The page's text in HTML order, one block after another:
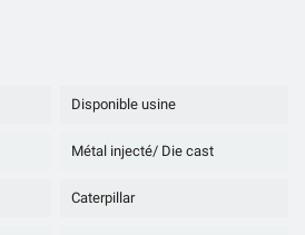
Disponible usine
Métal injecté/ Die cast
Caterpillar